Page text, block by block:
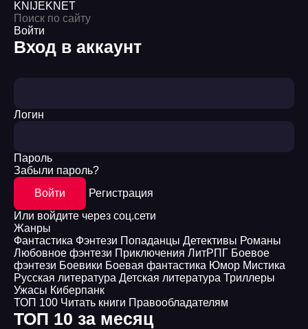
KNIJEKNET
Войти
Вход в аккаунт
Логин
Пароль
Забыли пароль?
Войти
Регистрация
Или войдите через соц.сети
Жанры
Фантастика Фэнтези Попаданцы Детективы Романы
Любовное фэнтези Приключения ЛитРПГ Боевое
фэнтези Боевики Боевая фантастика Юмор Мистика
Русская литература Детская литература Триллеры
Ужасы Киберпанк
ТОП 100 Читать книги Правообладателям
ТОП 10 за месяц